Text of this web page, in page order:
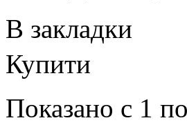
В закладки
Купити
Показано с 1